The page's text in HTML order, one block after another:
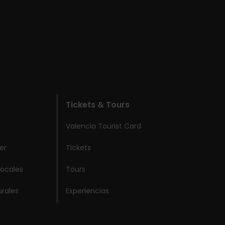
Tickets & Tours
Valencia Tourist Card
Tickets
Tours
Experiencias